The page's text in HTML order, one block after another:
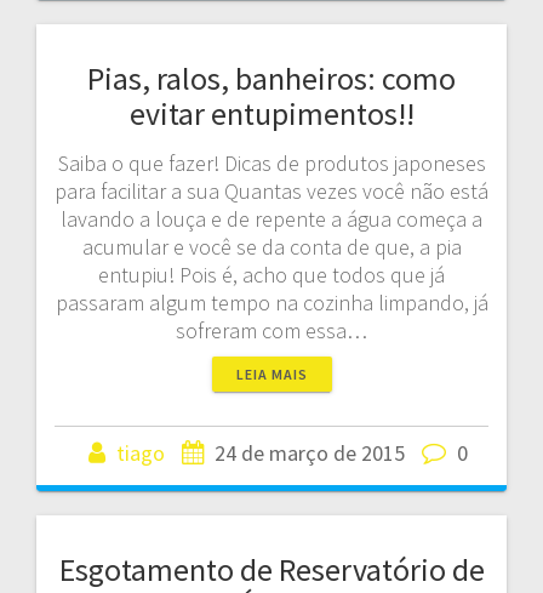
Pias, ralos, banheiros: como
evitar entupimentos!!
Saiba o que fazer! Dicas de produtos japoneses
para facilitar a sua Quantas vezes você não está
lavando a louça e de repente a água começa a
acumular e você se da conta de que, a pia
entupiu! Pois é, acho que todos que já
passaram algum tempo na cozinha limpando, já
sofreram com essa…
LEIA MAIS
tiago 24 de março de 2015 0
Esgotamento de Reservatório de